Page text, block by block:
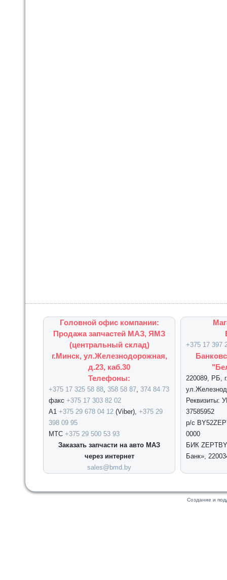
Головной офис компании:
Продажа запчастей МАЗ, ЯМЗ
(центральный склад)
г.Минск, ул.Железнодорожная,
д.23, каб.30
Телефоны:
+375 17 325 58 88, 358 58 87, 374 84 73
факс +375 17 303 82 02
А1 +375 29 678 04 12 (Viber), +375 29
398 09 95
МТС +375 29 500 53 93
Заказать запчасти на авто МАЗ
через интернет
sales@bmd.by
+375 17 397
220089, РБ,
Реквизиты:
37585952
р/с
0000
БИК
Банк»,
Создание и